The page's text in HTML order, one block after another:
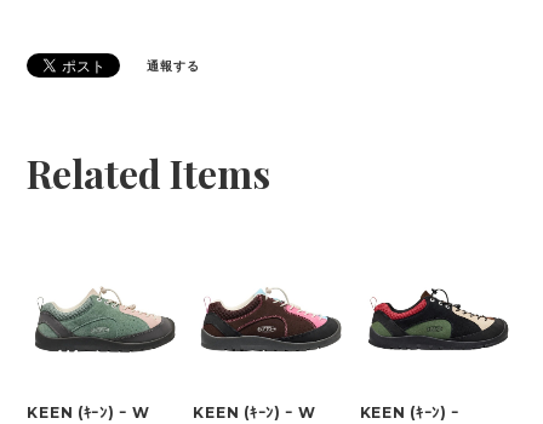
通報する
Related Items
KEEN (ｷｰﾝ) ｰ W
KEEN (ｷｰﾝ) ｰ W
KEEN (ｷｰﾝ) ｰ